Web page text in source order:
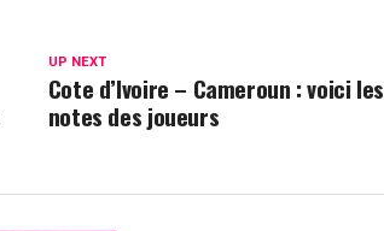
UP NEXT
Cote d’Ivoire – Cameroun : voici les
notes des joueurs